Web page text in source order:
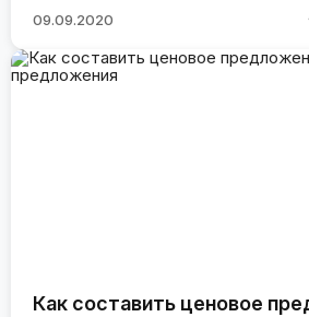
09.09.2020
Как составить ценовое